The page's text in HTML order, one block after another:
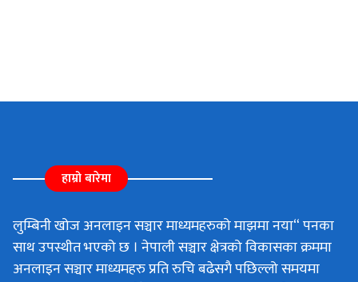
हाम्रो बारेमा
लुम्बिनी खोज अनलाइन सञ्चार माध्यमहरुको माझमा नया“ पनका
साथ उपस्थीत भएको छ । नेपाली सञ्चार क्षेत्रको विकासका क्रममा
अनलाइन सञ्चार माध्यमहरु प्रति रुचि बढेसगै पछिल्लो समयमा